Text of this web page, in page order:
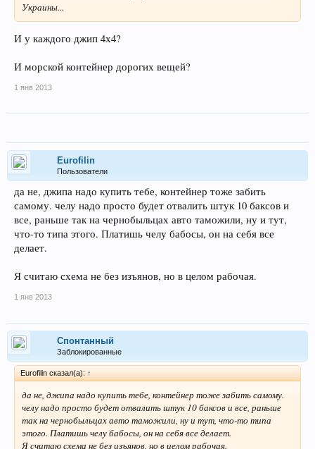
Украины...
И у каждого джип 4х4?
И морской контейнер дорогих вещей?
1 янв 2013
Eurofilin
Пользователи
да не, джипа надо купить тебе, контейнер тоже забить
самому. челу надо просто будет отвалить штук 10 баксов и
все, раньше так на чернобыльцах авто таможили, ну и тут,
что-то типа этого. Платишь челу бабосы, он на себя все
делает.
Я считаю схема не без изъянов, но в целом рабочая.
1 янв 2013
Спонтанный
Заблокированные
Eurofilin сказал(а): ↑
да не, джипа надо купить тебе, контейнер тоже забить самому.
челу надо просто будет отвалить штук 10 баксов и все, раньше
так на чернобыльцах авто таможили, ну и тут, что-то типа
этого. Платишь челу бабосы, он на себя все делает.
Я считаю схема не без изъянов, но в целом рабочая.